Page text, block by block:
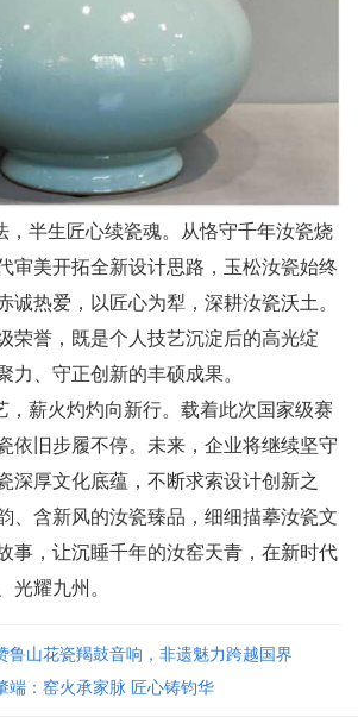
半生匠心续瓷魂。从恪守千年汝瓷烧
审美开拓全新设计思路，玉松汝瓷始终
诚热爱，以匠心为犁，深耕汝瓷沃土。
荣誉，既是个人技艺沉淀后的高光绽
力、守正创新的丰硕成果。
薪火灼灼向新行。载着此次国家级赛
依旧步履不停。未来，企业将继续坚守
深厚文化底蕴，不断求索设计创新之
、含新风的汝瓷臻品，细细描摹汝瓷文
事，让沉睡千年的汝窑天青，在新时代
光耀九州。
鲁山花瓷羯鼓音响，非遗魅力跨越国界
端：窑火承家脉 匠心铸钧华